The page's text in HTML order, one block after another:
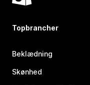
Topbrancher
Beklædning
Skønhed